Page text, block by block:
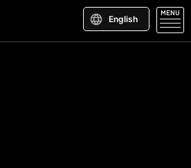
English
MENU